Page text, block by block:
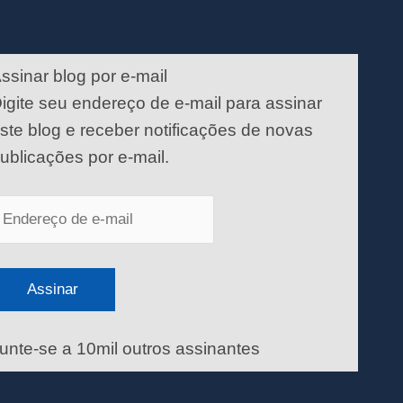
blog por e-mail
seu endereço de e-mail para assinar
blog e receber notificações de novas
por e-mail.
Assinar
se a 10mil outros assinantes